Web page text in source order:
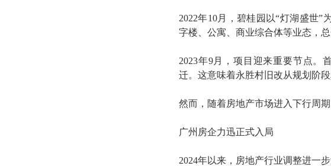
2022年10月，碧桂园以“灯湖盛世
字楼、公寓、商业综合体等业态，
2023年9月，项目迎来重要节点。
迁。这意味着永胜村旧改从规划阶段
然而，随着房地产市场进入下行周
广州房企力迅正式入局
2024年以来，房地产行业调整进一